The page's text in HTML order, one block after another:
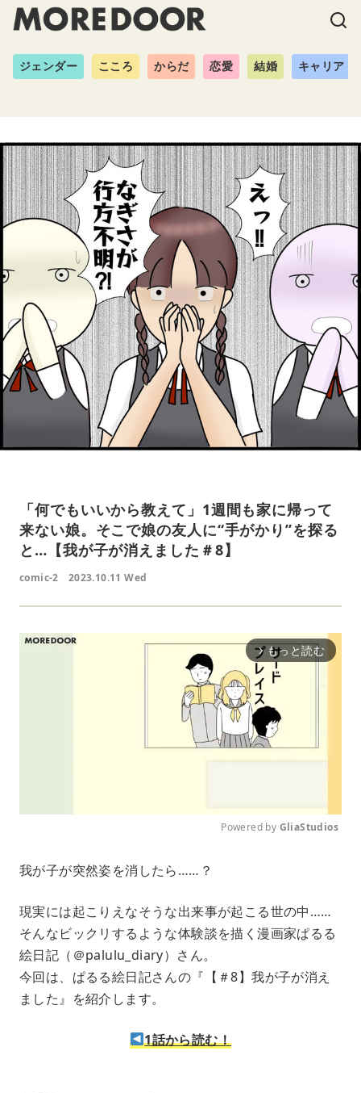
ジェンダー こころ からだ 恋愛 結婚 キャリア
「何でもいいから教えて」1週間も家に帰って
来ない娘。そこで娘の友人に“手がかり”を探る
と…【我が子が消えました＃8】
comic-2 2023.10.11 Wed
arrow_forward_ios もっと読む
e
Powered by GliaStudios
我が子が突然姿を消したら……？
現実には起こりえなそうな出来事が起こる世の中……
そんなビックリするような体験談を描く漫画家ぱるる
絵日記（＠palulu_diary）さん。
今回は、ぱるる絵日記さんの『【＃8】我が子が消え
ました』を紹介します。
1話から読む！